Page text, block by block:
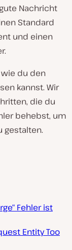
Nachricht
Standard
und einen
du den
kannst. Wir
die du
behebst, um
gestalten.
Fehler ist
Entity Too